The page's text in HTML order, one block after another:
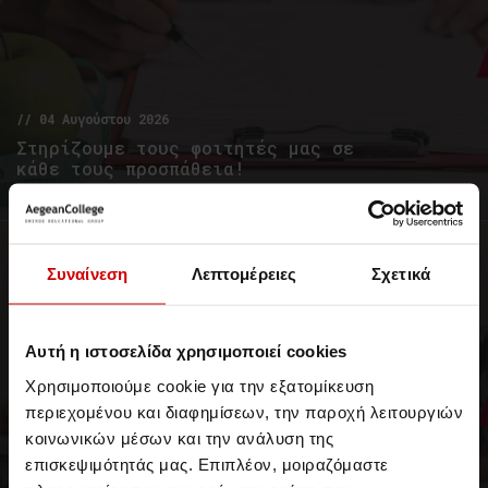
Συναίνεση Λεπτομέρειες Σχετικά
Αυτή η ιστοσελίδα χρησιμοποιεί cookies
Χρησιμοποιούμε cookie για την εξατομίκευση
περιεχομένου και διαφημίσεων, την παροχή λειτουργιών
κοινωνικών μέσων και την ανάλυση της
επισκεψιμότητάς μας. Επιπλέον, μοιραζόμαστε
// 04 Αυγούστου 2026
Στηρίζουμε τους φοιτητές μας σε
κάθε τους προσπάθεια!
// 29 Ιουλίου 2026